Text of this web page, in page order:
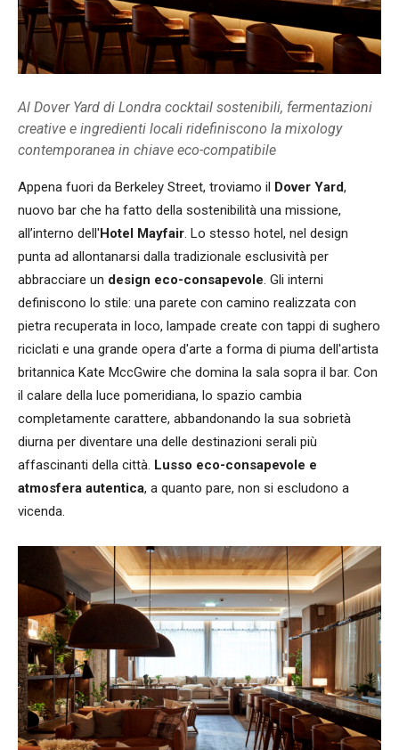
Al Dover Yard di Londra cocktail sostenibili, fermentazioni
creative e ingredienti locali ridefiniscono la mixology
contemporanea in chiave eco-compatibile
Appena fuori da Berkeley Street, troviamo il Dover Yard,
nuovo bar che ha fatto della sostenibilità una missione,
all’interno dell'Hotel Mayfair. Lo stesso hotel, nel design
punta ad allontanarsi dalla tradizionale esclusività per
abbracciare un design eco-consapevole. Gli interni
definiscono lo stile: una parete con camino realizzata con
pietra recuperata in loco, lampade create con tappi di sughero
riciclati e una grande opera d'arte a forma di piuma dell'artista
britannica Kate MccGwire che domina la sala sopra il bar. Con
il calare della luce pomeridiana, lo spazio cambia
completamente carattere, abbandonando la sua sobrietà
diurna per diventare una delle destinazioni serali più
affascinanti della città. Lusso eco-consapevole e
atmosfera autentica, a quanto pare, non si escludono a
vicenda.